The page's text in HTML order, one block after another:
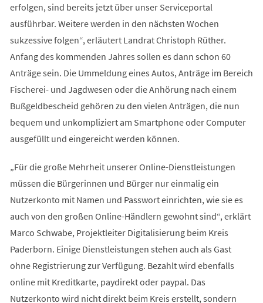
erfolgen, sind bereits jetzt über unser Serviceportal
ausführbar. Weitere werden in den nächsten Wochen
sukzessive folgen“, erläutert Landrat Christoph Rüther.
Anfang des kommenden Jahres sollen es dann schon 60
Anträge sein. Die Ummeldung eines Autos, Anträge im Bereich
Fischerei- und Jagdwesen oder die Anhörung nach einem
Bußgeldbescheid gehören zu den vielen Anträgen, die nun
bequem und unkompliziert am Smartphone oder Computer
ausgefüllt und eingereicht werden können.
„Für die große Mehrheit unserer Online-Dienstleistungen
müssen die Bürgerinnen und Bürger nur einmalig ein
Nutzerkonto mit Namen und Passwort einrichten, wie sie es
auch von den großen Online-Händlern gewohnt sind“, erklärt
Marco Schwabe, Projektleiter Digitalisierung beim Kreis
Paderborn. Einige Dienstleistungen stehen auch als Gast
ohne Registrierung zur Verfügung. Bezahlt wird ebenfalls
online mit Kreditkarte, paydirekt oder paypal. Das
Nutzerkonto wird nicht direkt beim Kreis erstellt, sondern